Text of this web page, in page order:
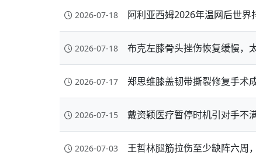
2026-07-18 阿利亚西姆2026年温网后世
2026-07-18 布克左膝骨头挫伤恢复缓慢，
2026-07-17 郑思维膝盖韧带撕裂修复手术
2026-07-15 戴资颖医疗暂停时机引对手不
2026-07-03 王哲林腿筋拉伤至少缺阵六周